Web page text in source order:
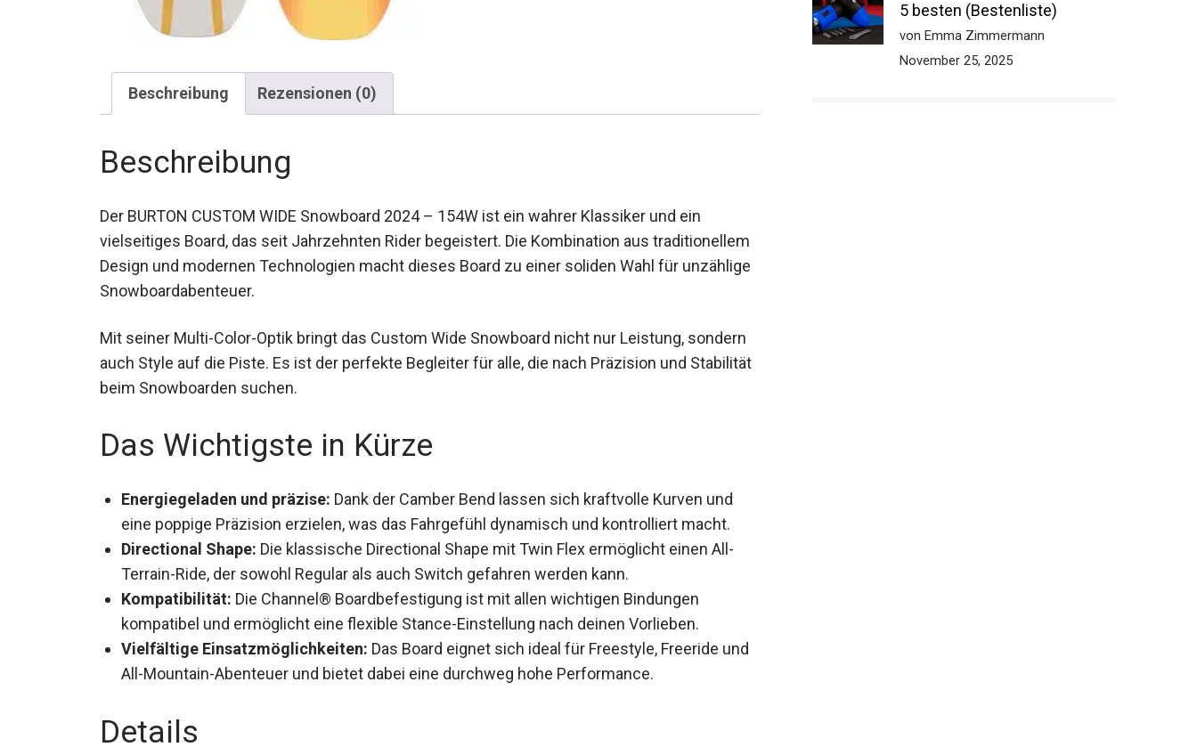
Beschreibung Rezensionen (0)
Beschreibung
Der BURTON CUSTOM WIDE Snowboard 2024 – 154W ist ein wahrer Klassiker und ein
vielseitiges Board, das seit Jahrzehnten Rider begeistert. Die Kombination aus traditionellem
Design und modernen Technologien macht dieses Board zu einer soliden Wahl für
unzählige Snowboardabenteuer.
Mit seiner Multi-Color-Optik bringt das Custom Wide Snowboard nicht nur Leistung, sondern
auch Style auf die Piste. Es ist der perfekte Begleiter für alle, die nach Präzision und
Stabilität beim Snowboarden suchen.
Das Wichtigste in Kürze
Energiegeladen und präzise:
Dank der Camber Bend lassen sich kraftvolle Kurven und
eine poppige Präzision erzielen, was das Fahrgefühl dynamisch und kontrolliert macht.
Directional Shape:
Die klassische Directional Shape mit Twin Flex ermöglicht einen All-
Terrain-Ride, der sowohl Regular als auch Switch gefahren werden kann.
Kompatibilität: Die Channel® Boardbefestigung ist mit allen wichtigen Bindungen
kompatibel und ermöglicht eine flexible Stance-Einstellung nach deinen Vorlieben.
Vielfältige Einsatzmöglichkeiten:
Das Board eignet sich ideal für Freestyle, Freeride und
All-Mountain-Abenteuer und bietet dabei eine durchweg hohe Performance.
Details
5 besten (Bestenliste)
von Emma Zimmermann
November 25, 2025